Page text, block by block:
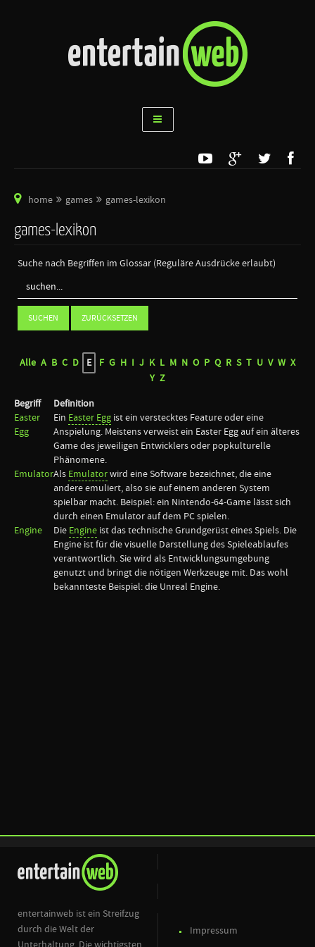
home games games-lexikon
games-lexikon
Suche nach Begriffen im Glossar (Reguläre Ausdrücke erlaubt)
Alle A B C D E F G H I J K L M N O P Q R S T U V W X
Y Z
Begriff
Definition
Easter
Egg
Ein Easter Egg ist ein verstecktes Feature oder eine
Anspielung. Meistens verweist ein Easter Egg auf ein älteres
Game des jeweiligen Entwicklers oder popkulturelle
Phänomene.
EmulatorAls Emulatorwird eine Software bezeichnet, die eine
andere emuliert, also sie auf einem anderen System
spielbar macht. Beispiel: ein Nintendo-64-Game lässt sich
durch einen Emulator auf dem PC spielen.
Engine
Die Engine ist das technische Grundgerüst eines Spiels. Die
Engine ist für die visuelle Darstellung des Spieleablaufes
verantwortlich. Sie wird als Entwicklungsumgebung
genutzt und bringt die nötigen Werkzeuge mit. Das wohl
bekannteste Beispiel: die Unreal Engine.
entertainweb ist ein Streifzug
durch die Welt der
Impressum